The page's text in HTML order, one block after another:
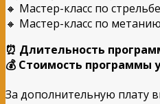
🔸 Мастер-класс по
🔸 Мастер-класс по
⏰ Длительность
💰 Стоимость программы
За дополнительную плату